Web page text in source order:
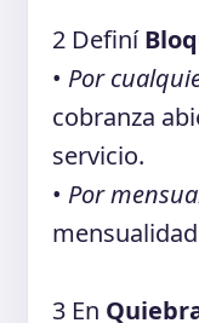
2 Definí
• Por
cobranza
servicio.
• Por
3 En